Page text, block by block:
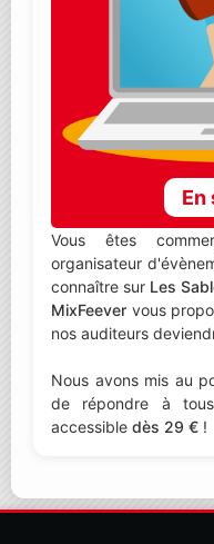
En
Vous êtes
organisateur
connaître sur Les
MixFeever vous
nos auditeurs
Nous avons mis au
de répondre à
accessible dès 29 € !